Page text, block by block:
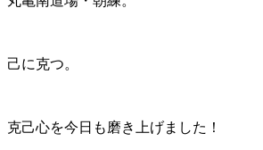
己に克つ。
克己心を今日も磨き上げました！